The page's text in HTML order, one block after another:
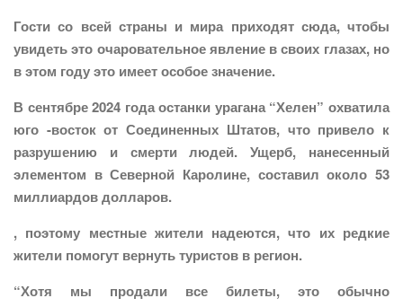
Гости со всей страны и мира приходят сюда, чтобы
увидеть это очаровательное явление в своих глазах, но
в этом году это имеет особое значение.
В сентябре 2024 года останки урагана “Хелен” охватила
юго -восток от Соединенных Штатов, что привело к
разрушению и смерти людей. Ущерб, нанесенный
элементом в Северной Каролине, составил около 53
миллиардов долларов.
, поэтому местные жители надеются, что их редкие
жители помогут вернуть туристов в регион.
“Хотя мы продали все билеты, это обычно